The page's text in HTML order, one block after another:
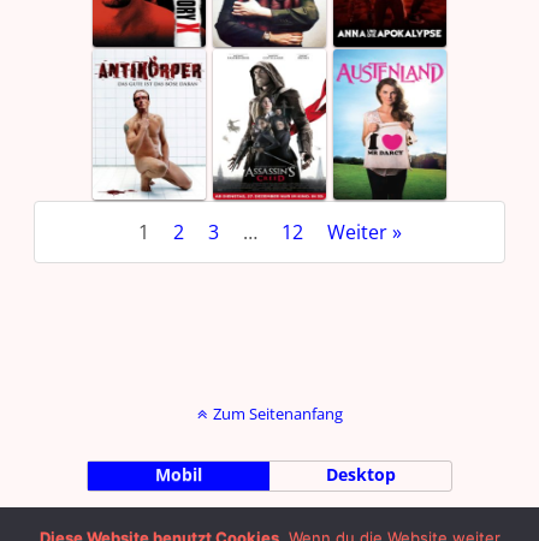
1 2 3 … 12 Weiter »
Zum Seitenanfang
Mobil Desktop
by Julian Machalett |Impressum|